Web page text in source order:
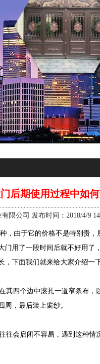
后期使用过程中如
限公司 发布时间：2018/4/9
，由于它的价格不是特别贵
用了一段时间后就不好用
下面我们就来给大家介绍一
四个边中滚扎一道窄条布，
，最后装上窗纱。
会启闭不容易，遇到这种